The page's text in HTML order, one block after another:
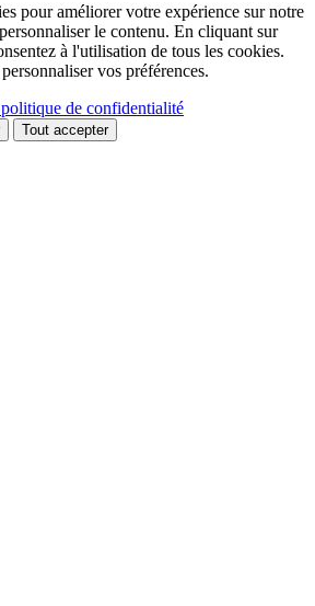
pour améliorer votre expérience sur notre
le contenu. En cliquant sur
à l'utilisation de tous les cookies.
vos préférences.
de confidentialité
Tout accepter